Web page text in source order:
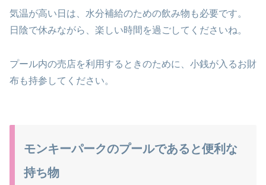
気温が高い日は、水分補給のための飲み物も必要です。
日陰で休みながら、楽しい時間を過ごしてくださいね。
プール内の売店を利用するときのために、小銭が入るお財
布も持参してください。
モンキーパークのプールであると便利な
持ち物